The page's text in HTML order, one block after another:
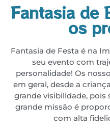
Fantasia de
os
Fantasia de Festa é na
seu evento com
personalidade! Os
em geral, desde a
grande visibilidade, pois
grande missão é
com alta